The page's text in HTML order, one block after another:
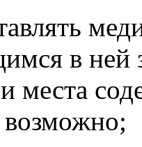
в ней
места
возможно;